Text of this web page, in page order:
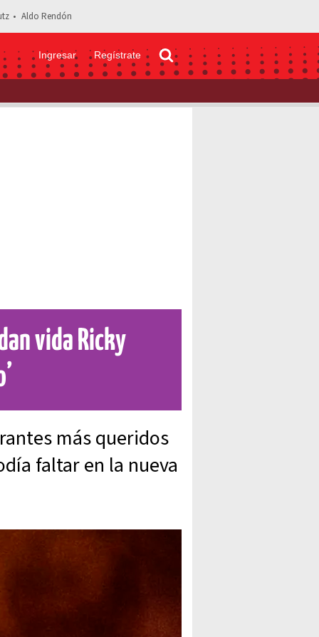
Aldo Rendón
Ingresar Regístrate
actores que le dan vida Ricky Martin en ‘Súbete a mi moto’
vida Ricky
más queridos
faltar en la nueva